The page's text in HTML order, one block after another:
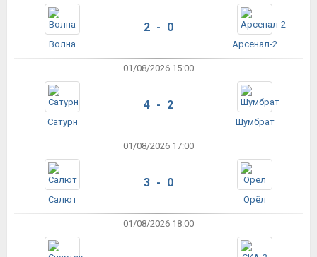
Волна
2 - 0
Арсенал-2
01/08/2026 15:00
Сатурн
4 - 2
Шумбрат
01/08/2026 17:00
Салют
3 - 0
Орёл
01/08/2026 18:00